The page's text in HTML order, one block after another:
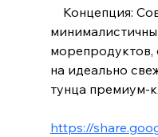
Концепция:
на идеально
тунца премиум-
https://